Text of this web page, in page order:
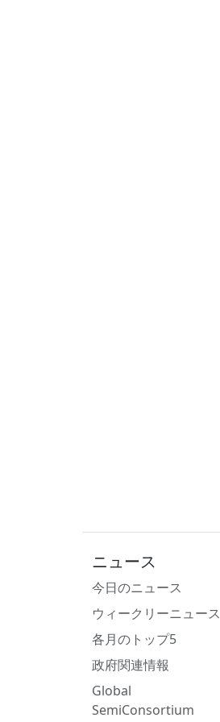
ニュース
今日のニュース
ウィークリーニュース
各月のトップ5
政府関連情報
Global
SemiConsortium